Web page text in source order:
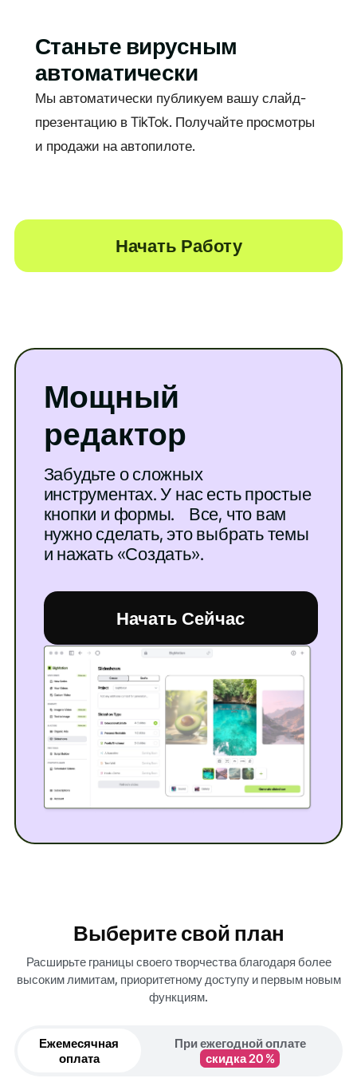
Станьте вирусным
автоматически
Мы автоматически публикуем вашу слайд-
презентацию в TikTok. Получайте просмотры
и продажи на автопилоте.
Начать Работу
Мощный
редактор
Забудьте о сложных
инструментах. У нас есть простые
кнопки и формы. Все, что вам
нужно сделать, это выбрать темы
и нажать «Создать».
Начать Сейчас
Выберите свой план
Расширьте границы своего творчества благодаря более
высоким лимитам, приоритетному доступу и первым новым
функциям.
Ежемесячная
оплата
При ежегодной оплате
скидка 20 %